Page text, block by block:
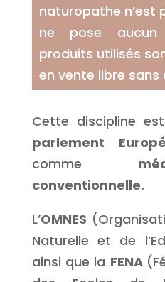
naturopathe n’est
ne pose aucun
produits utilisés
en vente libre sans
Cette discipline est
parlement
comme
conventionnelle.
L’OMNES
Naturelle et de
ainsi que la FENA